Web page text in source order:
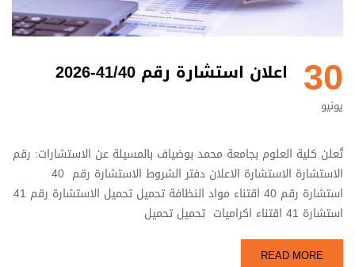
30
يونيو
اعلان استشارة رقم 41/40-2026
تُعلن كلية العلوم بجامعة محمد بوضياف بالمسيلة عن الاستشارات: رقم
الاستشارة الاستشارة الاعلان دفتر الشروط الاستشارة رقم 40
استشارة رقم 40 اقتناء مواد النظافة تحميل تحميل الاستشارة رقم 41
استشارة 41 اقتناء اكراميات تحميل تحميل
READ MORE